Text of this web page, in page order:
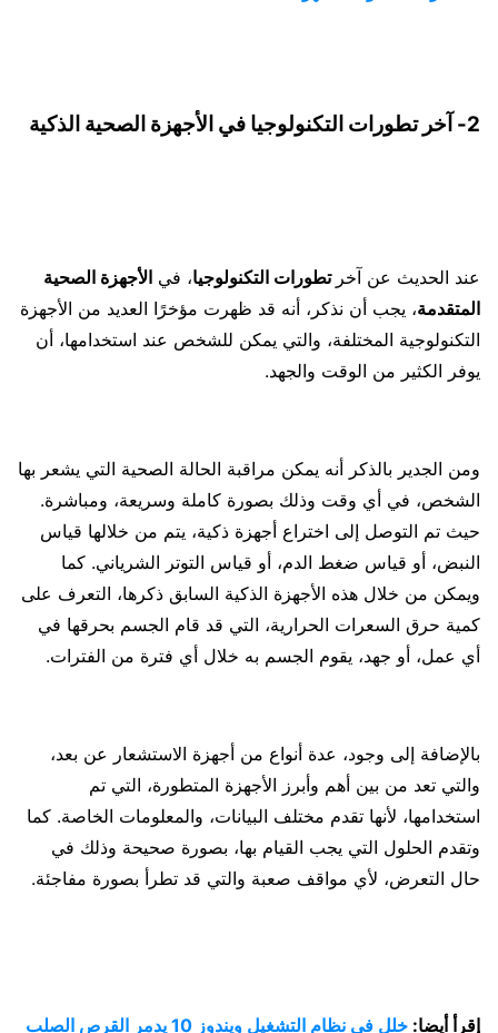
2- آخر تطورات التكنولوجيا في الأجهزة الصحية الذكية
عند الحديث عن آخر تطورات التكنولوجيا، في الأجهزة الصحية
المتقدمة، يجب أن نذكر، أنه قد ظهرت مؤخرًا العديد من الأجهزة
التكنولوجية المختلفة، والتي يمكن للشخص عند استخدامها، أن
يوفر الكثير من الوقت والجهد.
ومن الجدير بالذكر أنه يمكن مراقبة الحالة الصحية التي يشعر بها
الشخص، في أي وقت وذلك بصورة كاملة وسريعة، ومباشرة.
حيث تم التوصل إلى اختراع أجهزة ذكية، يتم من خلالها قياس
النبض، أو قياس ضغط الدم، أو قياس التوتر الشرياني. كما
ويمكن من خلال هذه الأجهزة الذكية السابق ذكرها، التعرف على
كمية حرق السعرات الحرارية، التي قد قام الجسم بحرقها في
أي عمل، أو جهد، يقوم الجسم به خلال أي فترة من الفترات.
بالإضافة إلى وجود، عدة أنواع من أجهزة الاستشعار عن بعد،
والتي تعد من بين أهم وأبرز الأجهزة المتطورة، التي تم
استخدامها، لأنها تقدم مختلف البيانات، والمعلومات الخاصة. كما
وتقدم الحلول التي يجب القيام بها، بصورة صحيحة وذلك في
حال التعرض، لأي مواقف صعبة والتي قد تطرأ بصورة مفاجئة.
إقرأ أيضا: خلل في نظام التشغيل ويندوز 10 يدمر القرص الصلب